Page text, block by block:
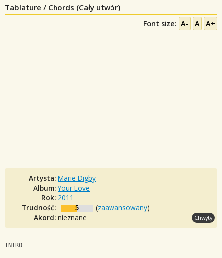
Tablature / Chords (Cały utwór)
Font size: A- A A+
Artysta: Marie Digby
Album:Your Love
Rok: 2011
Trudność:
5 (zaawansowany)
Akord: nieznane Chwyty
INTRO